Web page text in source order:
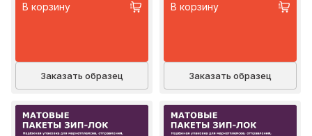
В корзину
Заказать образец
В корзину
Заказать образец